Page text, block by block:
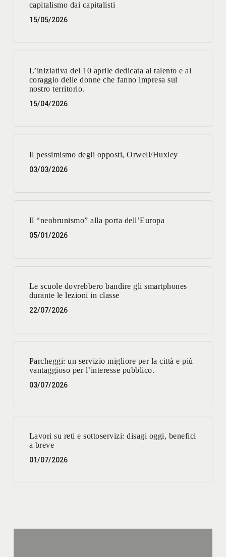
capitalismo dai capitalisti
15/05/2026
L’iniziativa del 10 aprile dedicata al talento e al
coraggio delle donne che fanno impresa sul
nostro territorio.
15/04/2026
Il pessimismo degli opposti, Orwell/Huxley
03/03/2026
Il “neobrunismo” alla porta dell’Europa
05/01/2026
Le scuole dovrebbero bandire gli smartphones
durante le lezioni in classe
22/07/2026
Parcheggi: un servizio migliore per la città e più
vantaggioso per l’interesse pubblico.
03/07/2026
Lavori su reti e sottoservizi: disagi oggi, benefici
a breve
01/07/2026